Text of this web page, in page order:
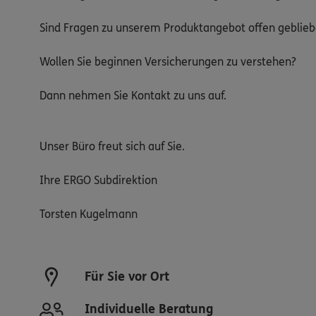
Sind Fragen zu unserem Produktangebot offen
Wollen Sie beginnen Versicherungen zu verstehen?
Dann nehmen Sie Kontakt zu uns auf.
Unser Büro freut sich auf Sie.
Ihre ERGO Subdirektion
Torsten Kugelmann
Für Sie vor Ort
Individuelle Beratung